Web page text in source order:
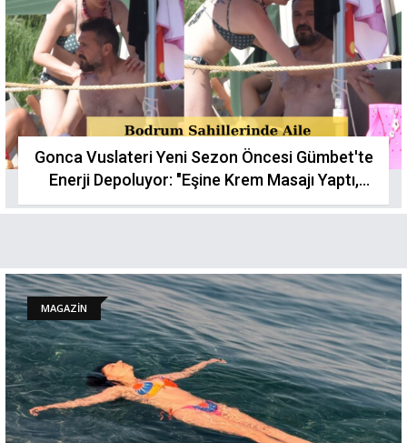
Gonca Vuslateri Yeni Sezon Öncesi Gümbet'te
Enerji Depoluyor: "Eşine Krem Masajı Yaptı,
Tavla Oynadı!"
MAGAZİN